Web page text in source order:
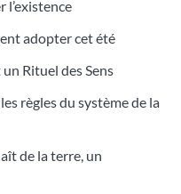
l’existence
adopter cet été
Rituel des Sens
règles du système de la
de la terre, un